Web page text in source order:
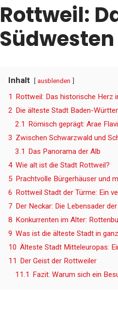
Rottweil:
Südwesten
Inhalt ausblenden
1 Rottweil: Das historische Herz
2 Die älteste Stadt Baden-
2.1 Römisch geprägt: Arae
3 Zwischen Schwarzwald und
3.1 Das Panorama der Alb
4 Wie alt ist die Stadt Rottweil?
5 Prachtvolle Bürgerhäuser und
6 Rottweil Stadt der Türme: Ein
7 Der Neckar: Die Lebensader
8 Konkurrenten im Alter:
9 Was ist die älteste Stadt in
10 Älteste Stadt Mitteleuropas:
11 Der Geist der Rottweiler
11.1 Fazit: Warum sich ein